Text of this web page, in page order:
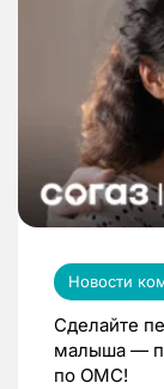
Новости
Сделайте
малыша —
по ОМС!